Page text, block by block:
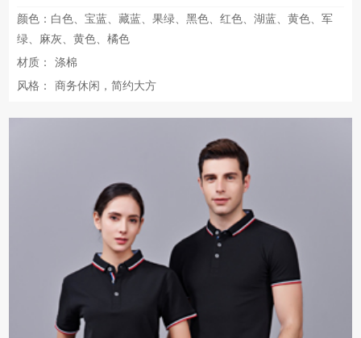
颜色：白色、宝蓝、藏蓝、果绿、黑色、红色、湖蓝、黄色、军
绿、麻灰、黄色、橘色
材质：
涤棉
风格：
商务休闲，简约大方